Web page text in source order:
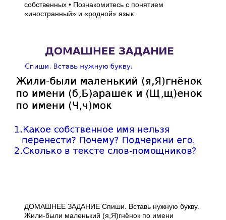
собственных • Познакомитесь с понятием
«иностранный» и «родной» язык
ДОМАШНЕЕ ЗАДАНИЕ Спиши. Вставь нужную букву.
Жили-были маленький (я,Я)гнёнок по имени